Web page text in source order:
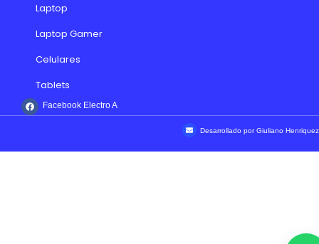
Laptop
Laptop Gamer
Celulares
Tablets
Facebook Electro A
Desarrollado por Giuliano Henriquez